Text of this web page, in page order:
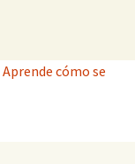
Aprende cómo se